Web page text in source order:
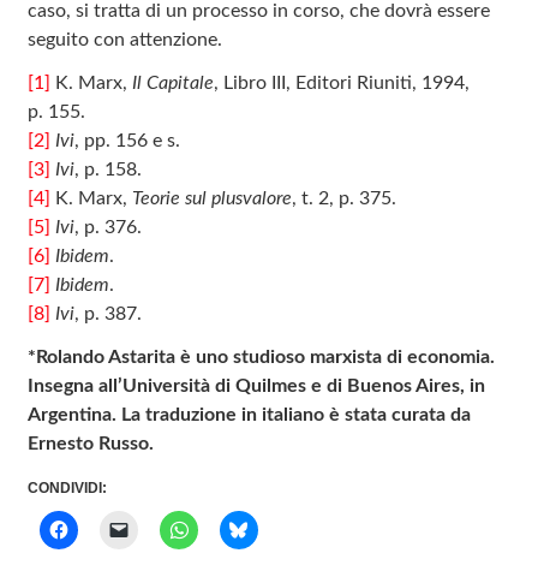
caso, si tratta di un processo in corso, che dovrà essere
seguito con attenzione.
[1] K. Marx, Il Capitale, Libro III, Editori Riuniti, 1994,
p. 155.
[2] Ivi, pp. 156 e s.
[3] Ivi, p. 158.
[4]
K. Marx, Teorie sul plusvalore, t. 2, p. 375.
[5] Ivi, p. 376.
[6] Ibidem.
[7] Ibidem.
[8] Ivi, p. 387.
*Rolando Astarita è uno studioso marxista di economia.
Insegna all’Università di Quilmes e di Buenos Aires, in
Argentina. La traduzione in italiano è stata curata da
Ernesto Russo.
CONDIVIDI: